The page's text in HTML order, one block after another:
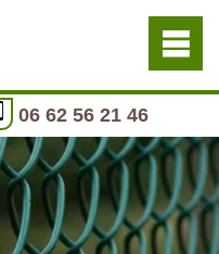
06 62 56 21 46